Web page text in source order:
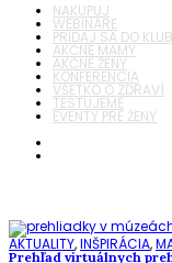
NAKUPUJ
WEBINÁRE
PRIDAJ SA DO
AKČNÉ MAMY
AKČNÉ ŽENY
KONFERENCIA
VŠETKO O ZDRAVÍ
TESTUJEME
EVENTY PRE ŽENY
AKTUALITY,INŠPIRÁCIA,
Prehľad virtuálnych